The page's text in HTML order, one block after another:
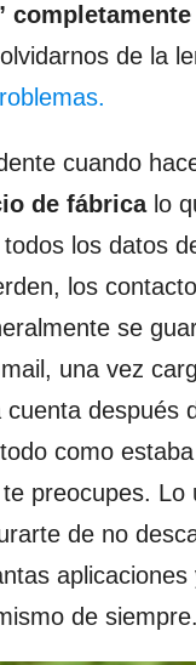
de la
cuando
de fábricalo
los datos
los
se
una vez
después
como
preocupes. Lo
de no
aplicaciones
de siempre.